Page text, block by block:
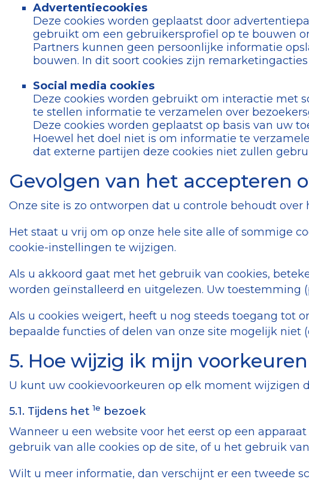
Advertentiecookies
Deze cookies worden geplaatst door
gebruikt om een ​​gebruikersprofiel op te bouwen
Partners kunnen geen persoonlijke informatie
bouwen. In dit soort cookies zijn
Social media cookies
Deze cookies worden gebruikt om interactie met
te stellen informatie te verzamelen over
Deze cookies worden geplaatst op basis van uw
Hoewel het doel niet is om informatie te
dat externe partijen deze cookies niet zullen
Gevolgen van het accepteren
Onze site is zo ontworpen dat u controle behoudt
Het staat u vrij om op onze hele site alle of sommige
cookie-instellingen te wijzigen.
Als u akkoord gaat met het gebruik van cookies,
worden geïnstalleerd en uitgelezen. Uw toestemming
Als u cookies weigert, heeft u nog steeds toegang tot
bepaalde functies of delen van onze site mogelijk niet
5. Hoe wijzig ik mijn
U kunt uw cookievoorkeuren op elk moment wijzigen
5.1. Tijdens het 1e
bezoek
Wanneer u een website voor het eerst op een
gebruik van alle cookies op de site, of u het gebruik
Wilt u meer informatie, dan verschijnt er een tweede